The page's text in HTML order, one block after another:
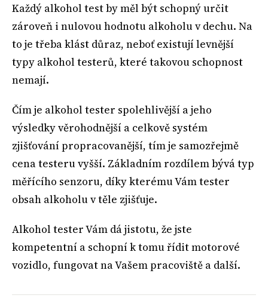
Každý alkohol test by měl být schopný určit
zároveň i nulovou hodnotu alkoholu v dechu. Na
to je třeba klást důraz, neboť existují levnější
typy alkohol testerů, které takovou schopnost
nemají.
Čím je alkohol tester spolehlivější a jeho
výsledky věrohodnější a celkově systém
zjišťování propracovanější, tím je samozřejmě
cena testeru vyšší. Základním rozdílem bývá typ
měřícího senzoru, díky kterému Vám tester
obsah alkoholu v těle zjišťuje.
Alkohol tester Vám dá jistotu, že jste
kompetentní a schopní k tomu řídit motorové
vozidlo, fungovat na Vašem pracoviště a další.